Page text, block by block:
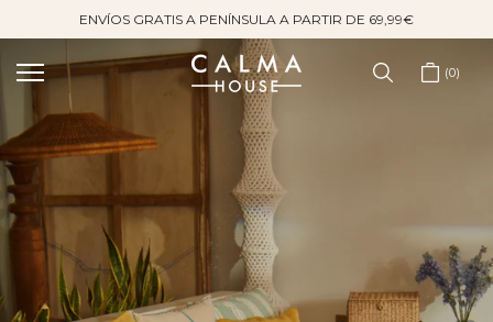
contenido
ENVÍOS GRATIS A PENÍNSULA A PARTIR DE 69,99€
0